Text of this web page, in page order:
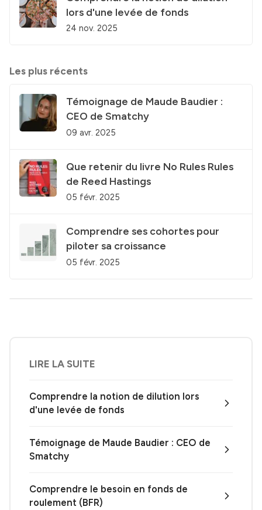
lors d'une levée de fonds
24 nov. 2025
Les plus récents
Témoignage de Maude Baudier :
CEO de Smatchy
09 avr. 2025
Que retenir du livre No Rules Rules
de Reed Hastings
05 févr. 2025
Comprendre ses cohortes pour
piloter sa croissance
05 févr. 2025
LIRE LA SUITE
Comprendre la notion de dilution lors
d'une levée de fonds
Témoignage de Maude Baudier : CEO de
Smatchy
Comprendre le besoin en fonds de
roulement (BFR)